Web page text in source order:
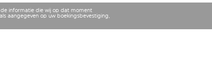
informatie die wij op dat moment
aangegeven op uw boekingsbevestiging,